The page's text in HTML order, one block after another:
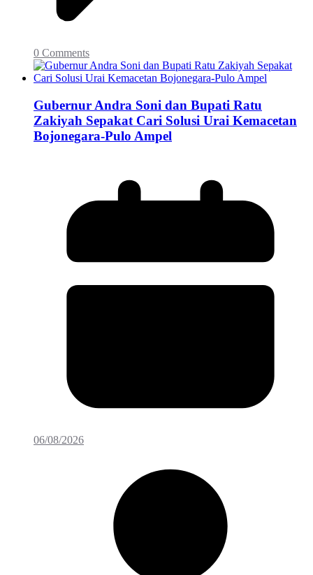
0 Comments
Gubernur Andra Soni dan Bupati Ratu
Zakiyah Sepakat Cari Solusi Urai Kemacetan
Bojonegara-Pulo Ampel
06/08/2026